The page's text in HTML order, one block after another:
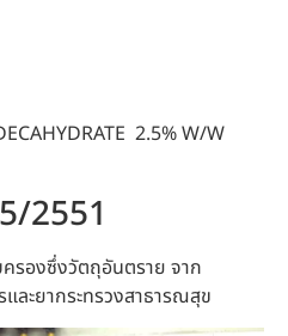
GEL
25%W/V
2.5% W/W
2551
รองซึ่งวัตถุอันตราย จาก
ละยากระทรวงสาธารณสุข